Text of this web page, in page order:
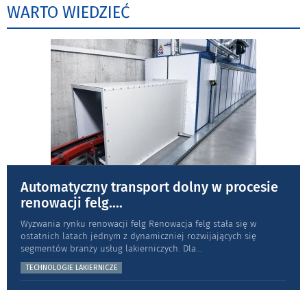
WARTO WIEDZIEĆ
Automatyczny transport dolny w procesie
renowacji felg....
Wyzwania rynku renowacji felg Renowacja felg stała się w
ostatnich latach jednym z dynamiczniej rozwijających się
segmentów branży usług lakierniczych. Dla...
TECHNOLOGIE LAKIERNICZE